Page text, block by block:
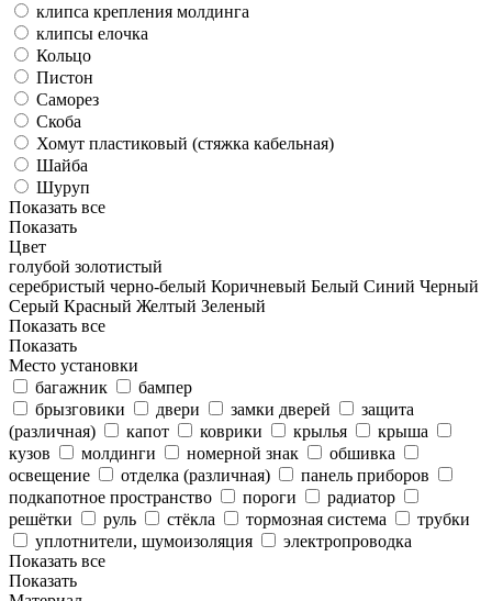
клипса крепления молдинга
клипсы елочка
Кольцо
Пистон
Саморез
Скоба
Хомут пластиковый (стяжка кабельная)
Шайба
Шуруп
Показать все
Показать
Цвет
голубой золотистый
серебристый черно-белый Коричневый Белый Синий Черный
Серый Красный Желтый Зеленый
Показать все
Показать
Место установки
багажник
бампер
брызговики
двери замки дверей
защита
(различная)
капот коврики крылья
крыша
кузов
молдинги номерной знак
обшивка
освещение
отделка (различная)
панель приборов
подкапотное пространство
пороги
радиатор
решётки
руль стёкла тормозная система
трубки
уплотнители, шумоизоляция
электропроводка
Показать все
Показать